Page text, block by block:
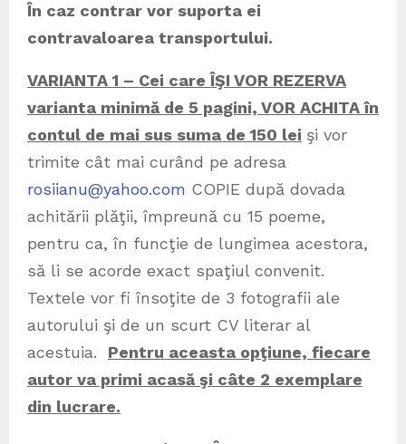
În caz contrar vor suporta ei
contravaloarea transportului.
VARIANTA 1 – Cei care ÎŞI VOR REZERVA
varianta minimă de 5 pagini, VOR ACHITA în
contul de mai sus suma de 150 lei şi vor
trimite cât mai curând pe adresa
rosiianu@yahoo.com COPIE după dovada
achitării plăţii, împreună cu 15 poeme,
pentru ca, în funcţie de lungimea acestora,
să li se acorde exact spaţiul convenit.
Textele vor fi însoţite de 3 fotografii ale
autorului şi de un scurt CV literar al
acestuia. Pentru aceasta opţiune, fiecare
autor va primi acasă şi câte 2 exemplare
din lucrare.